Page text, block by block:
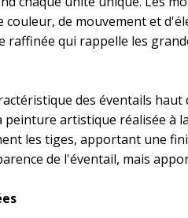
de mouvement et
raffinée qui rappelle les
des éventails haut
peinture artistique réalisée à
les tiges, apportant une
de l'éventail, mais